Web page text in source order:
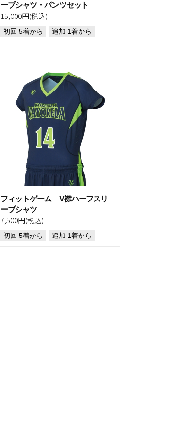
ーブシャツ・パンツセット
15,000円(税込)
初回 5着から 追加 1着から
フィットゲーム V襟ハーフスリ
ーブシャツ
7,500円(税込)
初回 5着から 追加 1着から